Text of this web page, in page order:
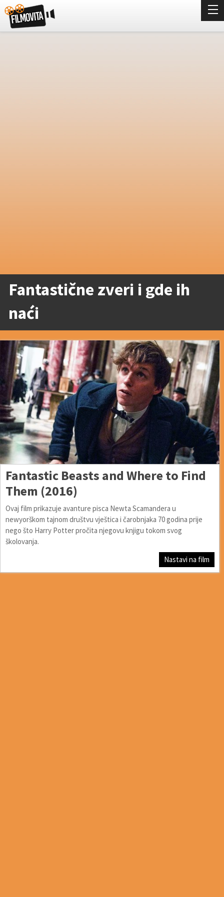
Fantastične zveri i gde ih
naći
Fantastic Beasts and Where to Find
Them (2016)
Ovaj film prikazuje avanture pisca Newta Scamandera u
newyorškom tajnom društvu vještica i čarobnjaka 70 godina prije
nego što Harry Potter pročita njegovu knjigu tokom svog
školovanja.
Nastavi na film